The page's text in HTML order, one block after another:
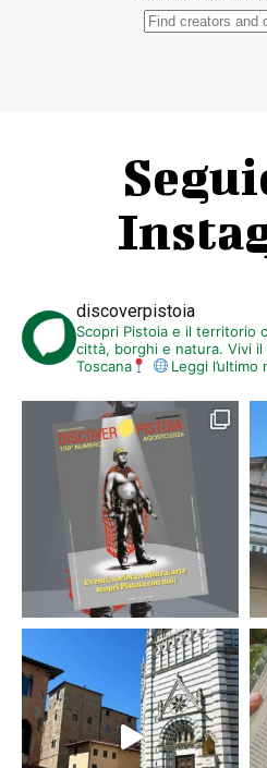
discoverpistoia
Scopri Pistoia e il territorio
città, borghi e natura. Vivi
Toscana
Leggi l’ultimo